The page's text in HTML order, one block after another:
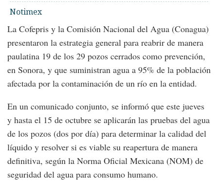
Notimex
La Cofepris y la Comisión Nacional del Agua (Conagua)
presentaron la estrategia general para reabrir de manera
paulatina 19 de los 29 pozos cerrados como prevención,
en Sonora, y que suministran agua a 95% de la población
afectada por la contaminación de un río en la entidad.
En un comunicado conjunto, se informó que este jueves
y hasta el 15 de octubre se aplicarán las pruebas del agua
de los pozos (dos por día) para determinar la calidad del
líquido y resolver si es viable su reapertura de manera
definitiva, según la Norma Oficial Mexicana (NOM) de
seguridad del agua para consumo humano.